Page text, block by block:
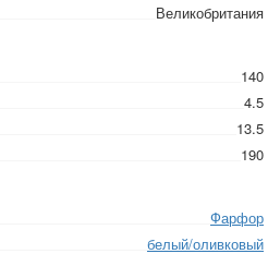
Великобритания
140
4.5
13.5
190
Фарфор
белый/оливковый